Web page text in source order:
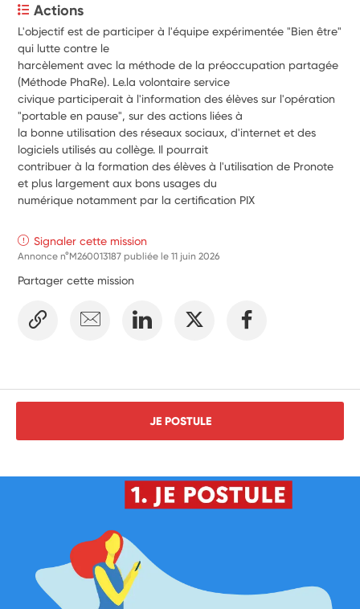
Actions
L'objectif est de participer à l'équipe expérimentée "Bien être"
qui lutte contre le
harcèlement avec la méthode de la préoccupation partagée
(Méthode PhaRe). Le.la volontaire service
civique participerait à l'information des élèves sur l'opération
"portable en pause", sur des actions liées à
la bonne utilisation des réseaux sociaux, d'internet et des
logiciels utilisés au collège. Il pourrait
contribuer à la formation des élèves à l'utilisation de Pronote
et plus largement aux bons usages du
numérique notamment par la certification PIX
Signaler cette mission
Annonce n°M260013187 publiée le11 juin 2026
Partager cette mission
JE POSTULE